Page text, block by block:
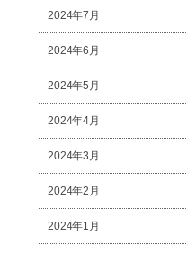
2024年7月
2024年6月
2024年5月
2024年4月
2024年3月
2024年2月
2024年1月